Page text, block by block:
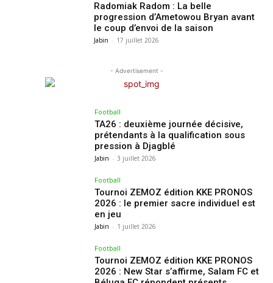
Radomiak Radom : La belle
progression d’Ametowou Bryan avant
le coup d’envoi de la saison
Jabin - 17 juillet 2026
- Advertisement -
Football
TA26 : deuxième journée décisive,
prétendants à la qualification sous
pression à Djagblé
Jabin - 3 juillet 2026
Football
Tournoi ZEMOZ édition KKE PRONOS
2026 : le premier sacre individuel est
en jeu
Jabin - 1 juillet 2026
Football
Tournoi ZEMOZ édition KKE PRONOS
2026 : New Star s’affirme, Salam FC et